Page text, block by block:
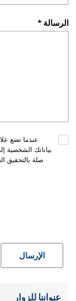
الرسالة *
عندما تضع
بياناتك الشخصية
صلة بالتحقيق
الإرسال
عنواننا للزوار